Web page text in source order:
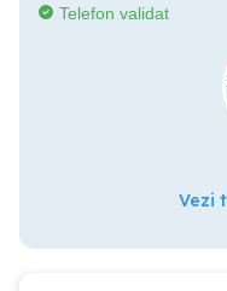
Telefon validat
Vezi